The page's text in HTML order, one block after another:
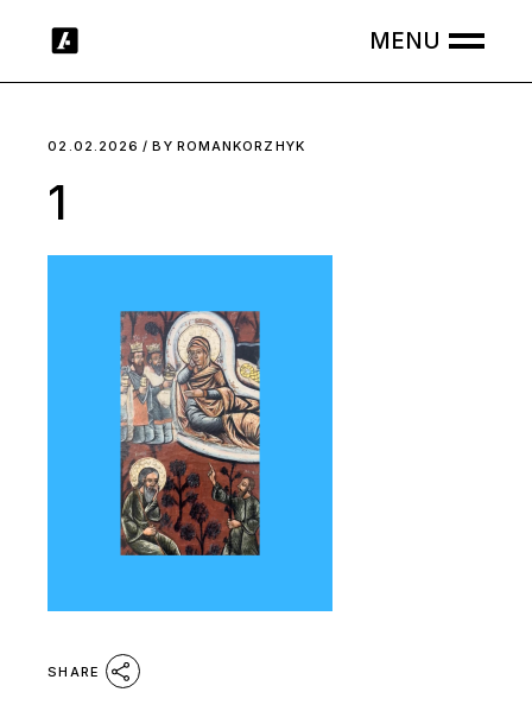
02.02.2026 BY ROMANKORZHYK
1
SHARE